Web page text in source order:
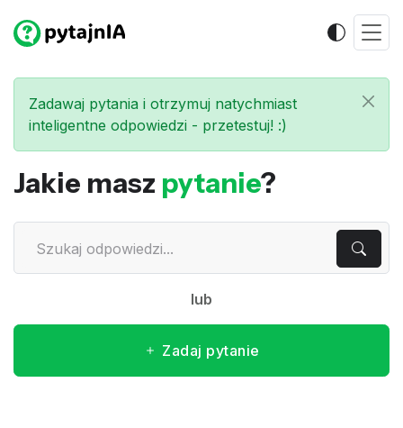
Zadawaj pytania i otrzymuj natychmiast
inteligentne odpowiedzi - przetestuj! :)
Jakie masz pytanie?
lub
Zadaj pytanie